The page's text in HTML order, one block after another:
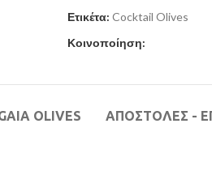
Ετικέτα: Cocktail Olives
Κοινοποίηση:
OLIVES ΑΠΟΣΤΟΛΕΣ -